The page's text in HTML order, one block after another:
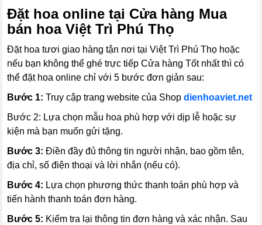
Đặt hoa online tại Cửa hàng Mua
bán hoa Việt Trì Phú Thọ
Đặt hoa tươi giao hàng tận nơi tại Việt Trì Phú Thọ hoặc
nếu bạn không thể ghé trực tiếp Cửa hàng Tốt nhất thì có
thể đặt hoa online chỉ với 5 bước đơn giản sau:
Bước 1:Truy cập trang website của Shop dienhoaviet.net
Bước 2: Lựa chọn mẫu hoa phù hợp với dịp lễ hoặc sự
kiện mà bạn muốn gửi tặng.
Bước 3: Điền đầy đủ thông tin người nhận, bao gồm tên,
địa chỉ, số điện thoại và lời nhắn (nếu có).
Bước 4: Lựa chọn phương thức thanh toán phù hợp và
tiến hành thanh toán đơn hàng.
Bước 5: Kiểm tra lại thông tin đơn hàng và xác nhận. Sau